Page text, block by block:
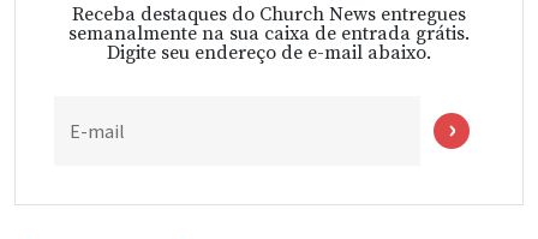
Receba destaques do Church News entregues
semanalmente na sua caixa de entrada grátis.
Digite seu endereço de e-mail abaixo.
E-mail